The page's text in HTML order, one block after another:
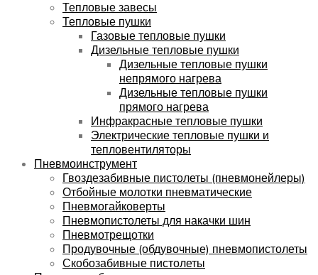
Тепловые завесы
Тепловые пушки
Газовые тепловые пушки
Дизельные тепловые пушки
Дизельные тепловые пушки
непрямого нагрева
Дизельные тепловые пушки
прямого нагрева
Инфракрасные тепловые пушки
Электрические тепловые пушки и
тепловентиляторы
Пневмоинструмент
Гвоздезабивные пистолеты (пневмонейлеры)
Отбойные молотки пневматические
Пневмогайковерты
Пневмопистолеты для накачки шин
Пневмотрещотки
Продувочные (обдувочные) пневмопистолеты
Скобозабивные пистолеты